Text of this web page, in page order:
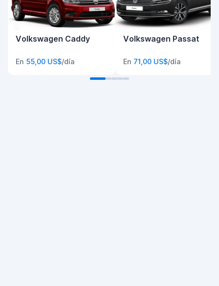
Volkswagen Caddy
En 55,00 US$/día
Volkswagen Passat
En 71,00 US$/día